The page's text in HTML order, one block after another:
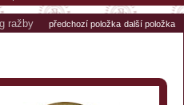
předchozí položka další položka
ražby